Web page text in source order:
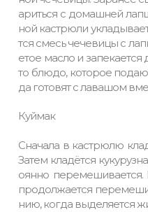
ариться с домашней
ной кастрюли
тся смесь чечевицы с
етое масло и
то блюдо, которое
да готовят с лавашом
Куймак
Сначала в кастрюлю
Затем кладётся
оянно
продолжается
нию, когда выделяется